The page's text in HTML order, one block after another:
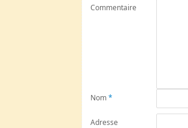
Commentaire
Nom*
Adresse